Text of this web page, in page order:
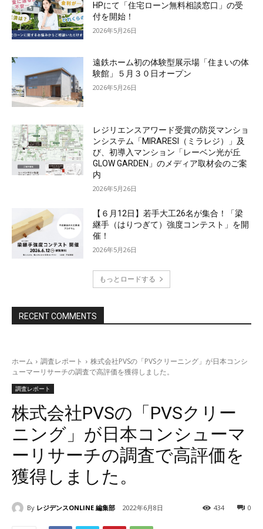
HPにて「住宅ローン無料相談窓口」の受
付を開始！
2026年5月26日
遠鉄ホーム初の体験型展示場「住まいの体
験館」５月３０日オープン
2026年5月26日
レジリエンスアワード受賞の防災マンショ
ンシステム「MIRARESI（ミラレジ）」及
び、初導入マンション「レーベン光が丘
GLOW GARDEN」のメディア取材会のご案
内
2026年5月26日
【６月12日】若手大工26名が集合！「梁
継手（はりつぎて）強度コンテスト」を開
催！
2026年5月26日
もっとロードする
RECENT COMMENTS